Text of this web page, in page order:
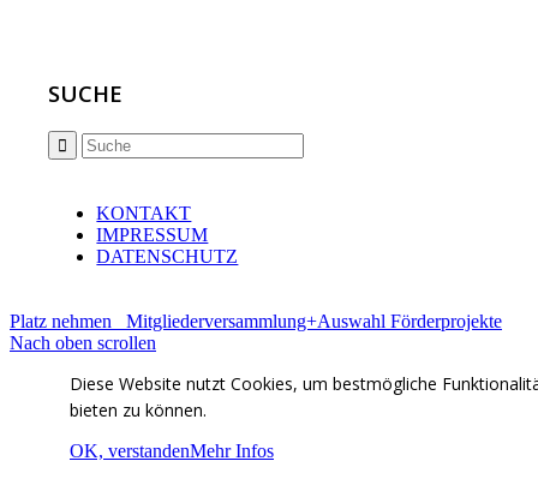
SUCHE
KONTAKT
IMPRESSUM
DATENSCHUTZ
Platz nehmen
Mitgliederversammlung+Auswahl Förderprojekte
Nach oben scrollen
Diese Website nutzt Cookies, um bestmögliche
bieten zu können.
OK, verstandenMehr Infos